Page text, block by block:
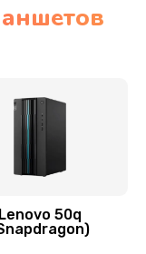
Lenovo 50q